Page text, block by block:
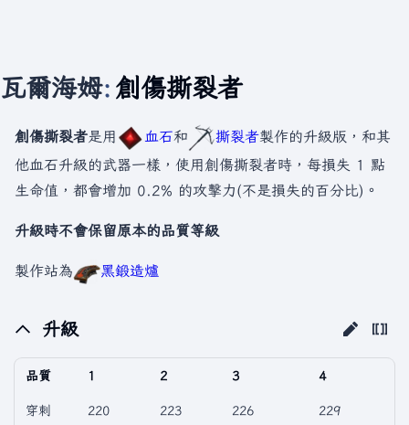
瓦爾海姆: 創傷撕裂者
創傷撕裂者是用 血石和 撕裂者製作的升級版，和其
他血石升級的武器一樣，使用創傷撕裂者時，每損失 1 點
生命值，都會增加 0.2% 的攻擊力(不是損失的百分比)。
升級時不會保留原本的品質等級
製作站為 黑鍛造爐
升級
品質 1 2 3 4
穿刺 220 223 226 229